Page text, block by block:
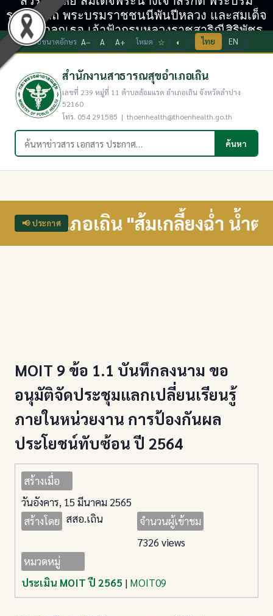
ราชินีนาถ พระบรมราชชนนีพันปีหลวง และสมเด็จ
พระเจ้าลูกเธอ เจ้าฟ้ากรมหลวงราชสาริณีสิริพัชร
มหาวัชรราชธิดา
ปรับขนาดอักษร A− A A+ โหมด ☆ ◐ ไทย EN
สำนักงานสาธารณสุขอำเภอเถิน
เลขที่ 239 หมู่ที่ 11 ตำบลล้อมแรด อำเภอเถิน จังหวัดลำปาง
52160
โทร. 054 291585 | thoenhealth@thoenhealth.go.th
ค้นหาในเว็บไซต์
ค้นหา
📢 ประกาศ
อเถิน "ส้มเกลี้ยงฉ่ำ น้ำตกง
MOIT 9 ข้อ 1.1 บันทึกลงนาม ขอ
อนุมัติจัดประชุมแลกเปลี่ยนเรียนรู้
ภายในหน่วยงาน การป้องกันผล
ประโยชน์ทับซ้อน ปี 2564
สร้างเมื่อ
วันอังคาร, 15 มีนาคม 2565
สร้างโดย สสอ.เถิน
จำนวนผู้เข้าชม
7326 views
หมวดหมู่
ประเมิน MOIT ปี 2565 | MOIT09